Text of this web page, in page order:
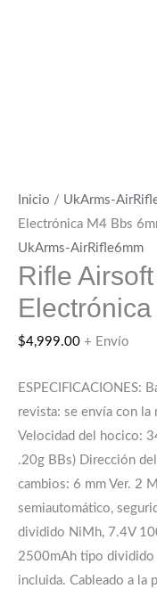
Inicio / UkArms-
Electrónica M4 Bbs
UkArms-AirRifle6mm
Rifle
$4,999.00 + Envío
ESPECIFICACIONES:
revista: se envía con
Velocidad del hocico:
.20g BBs) Dirección
cambios: 6 mm Ver. 2
semiautomático,
dividido NiMh, 7.4V
2500mAh tipo dividido
incluida. Cableado a la